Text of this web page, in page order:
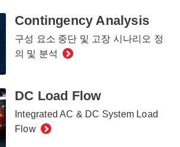
Contingency Analysis
구성 요소 중단 및 고장 시나리오 정
의 및 분석
DC Load Flow
Integrated AC & DC System Load
Flow